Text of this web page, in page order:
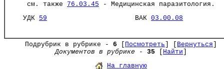
см. также 76.03.45 - Медицинская паразитология.
УДК 59 ВАК 03.00.08
Подрубрик в рубрике - 6 Посмотреть Вернуться
Документов в рубрике - 35 Найти
На главную